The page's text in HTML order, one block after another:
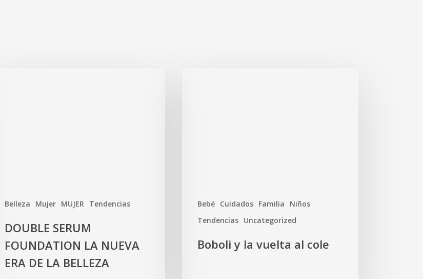
Belleza Mujer MUJER Tendencias
DOUBLE SERUM
FOUNDATION LA NUEVA
ERA DE LA BELLEZA
Bebé Cuidados Familia
Niños
Tendencias Uncategorized
Boboli y la vuelta al cole